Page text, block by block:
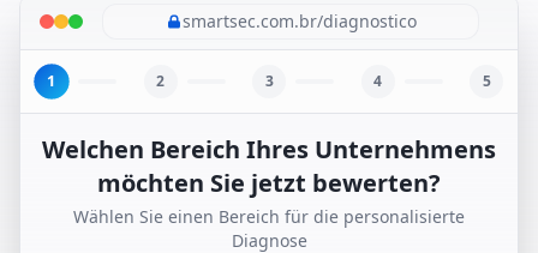
smartsec.com.br/diagnostico
1 2 3 4 5
Welchen Bereich Ihres Unternehmens
möchten Sie jetzt bewerten?
Wählen Sie einen Bereich für die personalisierte
Diagnose